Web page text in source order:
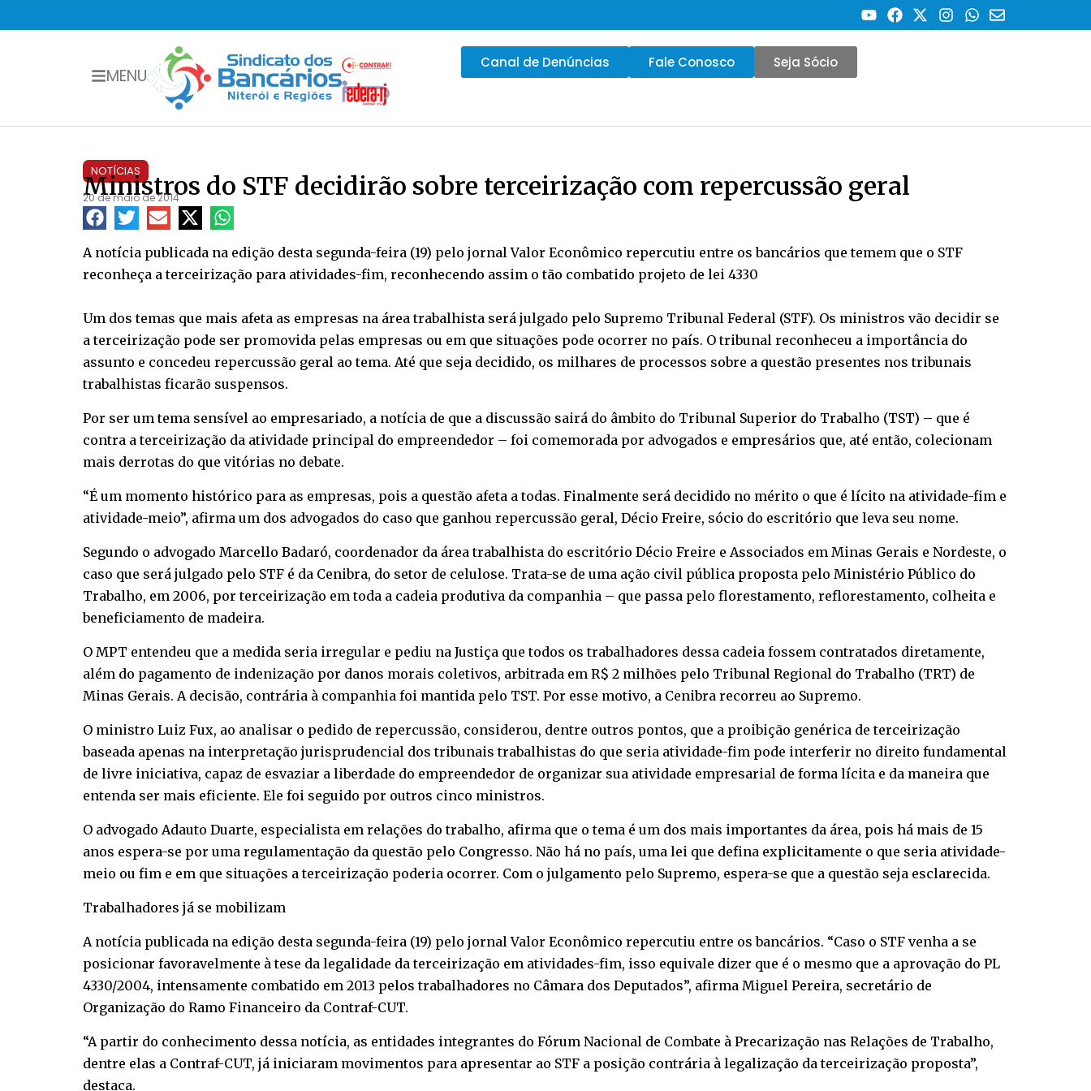
MENU
Canal de Denúncias Fale Conosco Seja Sócio
NOTÍCIAS
Ministros do STF decidirão sobre terceirização com repercussão geral
20 de maio de 2014
A notícia publicada na edição desta segunda-feira (19) pelo jornal Valor Econômico repercutiu entre os bancários que temem que o STF
reconheça a terceirização para atividades-fim, reconhecendo assim o tão combatido projeto de lei 4330
Um dos temas que mais afeta as empresas na área trabalhista será julgado pelo Supremo Tribunal Federal (STF). Os ministros vão decidir se
a terceirização pode ser promovida pelas empresas ou em que situações pode ocorrer no país. O tribunal reconheceu a importância do
assunto e concedeu repercussão geral ao tema. Até que seja decidido, os milhares de processos sobre a questão presentes nos tribunais
trabalhistas ficarão suspensos.
Por ser um tema sensível ao empresariado, a notícia de que a discussão sairá do âmbito do Tribunal Superior do Trabalho (TST) – que é
contra a terceirização da atividade principal do empreendedor – foi comemorada por advogados e empresários que, até então, colecionam
mais derrotas do que vitórias no debate.
“É um momento histórico para as empresas, pois a questão afeta a todas. Finalmente será decidido no mérito o que é lícito na atividade-fim e
atividade-meio”, afirma um dos advogados do caso que ganhou repercussão geral, Décio Freire, sócio do escritório que leva seu nome.
Segundo o advogado Marcello Badaró, coordenador da área trabalhista do escritório Décio Freire e Associados em Minas Gerais e Nordeste, o
caso que será julgado pelo STF é da Cenibra, do setor de celulose. Trata-se de uma ação civil pública proposta pelo Ministério Público do
Trabalho, em 2006, por terceirização em toda a cadeia produtiva da companhia – que passa pelo florestamento, reflorestamento, colheita e
beneficiamento de madeira.
O MPT entendeu que a medida seria irregular e pediu na Justiça que todos os trabalhadores dessa cadeia fossem contratados diretamente,
além do pagamento de indenização por danos morais coletivos, arbitrada em R$ 2 milhões pelo Tribunal Regional do Trabalho (TRT) de
Minas Gerais. A decisão, contrária à companhia foi mantida pelo TST. Por esse motivo, a Cenibra recorreu ao Supremo.
O ministro Luiz Fux, ao analisar o pedido de repercussão, considerou, dentre outros pontos, que a proibição genérica de terceirização
baseada apenas na interpretação jurisprudencial dos tribunais trabalhistas do que seria atividade-fim pode interferir no direito fundamental
de livre iniciativa, capaz de esvaziar a liberdade do empreendedor de organizar sua atividade empresarial de forma lícita e da maneira que
entenda ser mais eficiente. Ele foi seguido por outros cinco ministros.
O advogado Adauto Duarte, especialista em relações do trabalho, afirma que o tema é um dos mais importantes da área, pois há mais de 15
anos espera-se por uma regulamentação da questão pelo Congresso. Não há no país, uma lei que defina explicitamente o que seria atividade-
meio ou fim e em que situações a terceirização poderia ocorrer. Com o julgamento pelo Supremo, espera-se que a questão seja esclarecida.
Trabalhadores já se mobilizam
A notícia publicada na edição desta segunda-feira (19) pelo jornal Valor Econômico repercutiu entre os bancários. “Caso o STF venha a se
posicionar favoravelmente à tese da legalidade da terceirização em atividades-fim, isso equivale dizer que é o mesmo que a aprovação do PL
4330/2004, intensamente combatido em 2013 pelos trabalhadores no Câmara dos Deputados”, afirma Miguel Pereira, secretário de
Organização do Ramo Financeiro da Contraf-CUT.
“A partir do conhecimento dessa notícia, as entidades integrantes do Fórum Nacional de Combate à Precarização nas Relações de Trabalho,
dentre elas a Contraf-CUT, já iniciaram movimentos para apresentar ao STF a posição contrária à legalização da terceirização proposta”,
destaca.